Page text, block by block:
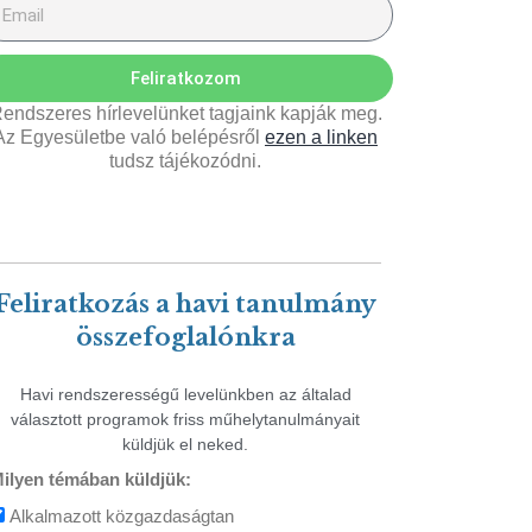
Feliratkozom
hírlevelünket tagjaink kapják meg.
Egyesületbe való belépésről ezen a linken
tudsz tájékozódni.
a havi tanulmány
összefoglalónkra
Havi rendszerességű levelünkben az általad
választott programok friss műhelytanulmányait
küldjük el neked.
témában küldjük:
Alkalmazott közgazdaságtan